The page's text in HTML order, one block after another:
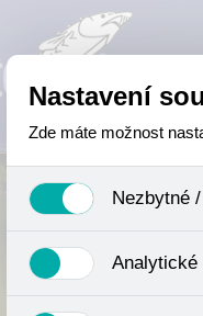
Nastavení
Zde máte možnost
Nezbytné
se mimo jiné k ukládání
není zapotřebí Váš
Analytické